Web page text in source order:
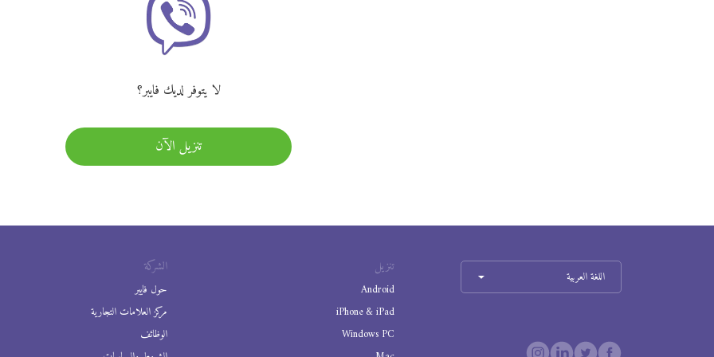
لا يتوفر لديك فايبر؟
تنزيل الآن
الشركة
حول فايبر
مركز العلامات التجارية
الوظائف
تنزيل
Android
iPhone & iPad
Windows PC
اللغة العربية